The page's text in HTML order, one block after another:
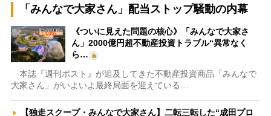
「みんなで大家さん」配当ストップ騒動の内幕
《ついに見えた問題の核心》「みんなで大家さ
ん」2000億円超不動産投資トラブル“異常なく
ら…
本誌『週刊ポスト』が追及してきた不動産投資商品「みんなで
大家さん」がいよいよ最終局面を迎えている…
【独走スクープ・みんなで大家さん】二転三転した“成田プロ